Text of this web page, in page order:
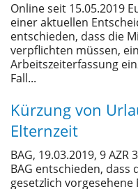
Online seit 15.05.2019
einer aktuellen
entschieden, dass die
verpflichten müssen,
Arbeitszeiterfassung
Fall...
Kürzung von
Elternzeit
BAG, 19.03.2019, 9
BAG entschieden, dass
gesetzlich